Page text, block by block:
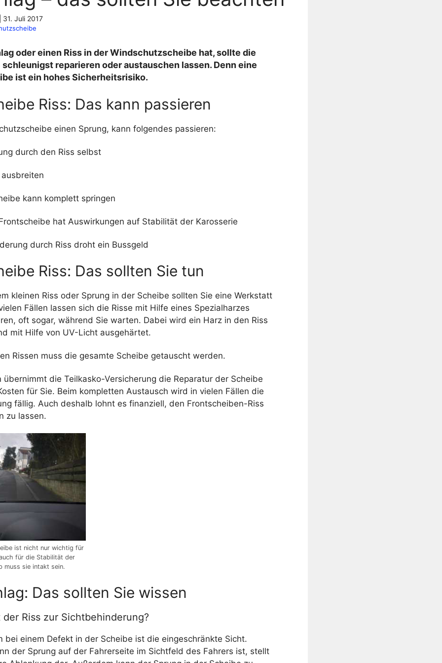
31. Juli 2017
oder einen Riss in der Windschutzscheibe hat, sollte die
reparieren oder austauschen lassen. Denn eine
ist ein hohes Sicherheitsrisiko.
Riss: Das kann passieren
einen Sprung, kann folgendes passieren:
durch den Riss selbst
kann komplett springen
hat Auswirkungen auf Stabilität der Karosserie
durch Riss droht ein Bussgeld
Riss: Das sollten Sie tun
kleinen Riss oder Sprung in der Scheibe sollten Sie eine Werkstatt
Fällen lassen sich die Risse mit Hilfe eines Spezialharzes
oft sogar, während Sie warten. Dabei wird ein Harz in den Riss
mit Hilfe von UV-Licht ausgehärtet.
Rissen muss die gesamte Scheibe getauscht werden.
übernimmt die Teilkasko-Versicherung die Reparatur der Scheibe
für Sie. Beim kompletten Austausch wird in vielen Fällen die
fällig. Auch deshalb lohnt es finanziell, den Frontscheiben-Riss
zu lassen.
ist nicht nur wichtig für
für die Stabilität der
muss sie intakt sein.
Das sollten Sie wissen
Riss zur Sichtbehinderung?
bei einem Defekt in der Scheibe ist die eingeschränkte Sicht.
der Sprung auf der Fahrerseite im Sichtfeld des Fahrers ist, stellt